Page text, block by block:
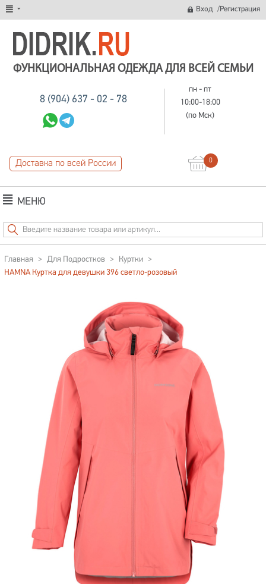
Вход /Регистрация
ФУНКЦИОНАЛЬНАЯ ОДЕЖДА ДЛЯ ВСЕЙ СЕМЬИ
8 (904) 637 - 02 - 78
пн - пт
10:00-18:00
(по Мск)
Доставка по всей России 0
МЕНЮ
Главная > Для Подростков > Куртки >
HAMNA Куртка для девушки 396 светло-розовый